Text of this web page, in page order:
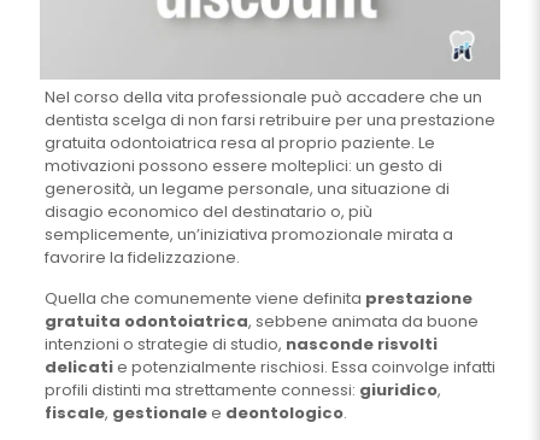
Nel corso della vita professionale può accadere che un
dentista scelga di non farsi retribuire per una prestazione
gratuita odontoiatrica resa al proprio paziente. Le
motivazioni possono essere molteplici: un gesto di
generosità, un legame personale, una situazione di
disagio economico del destinatario o, più
semplicemente, un’iniziativa promozionale mirata a
favorire la fidelizzazione.
Quella che comunemente viene definita prestazione
gratuita odontoiatrica, sebbene animata da buone
intenzioni o strategie di studio, nasconde risvolti
delicatie potenzialmente rischiosi. Essa coinvolge infatti
profili distinti ma strettamente connessi: giuridico,
fiscale, gestionalee deontologico.